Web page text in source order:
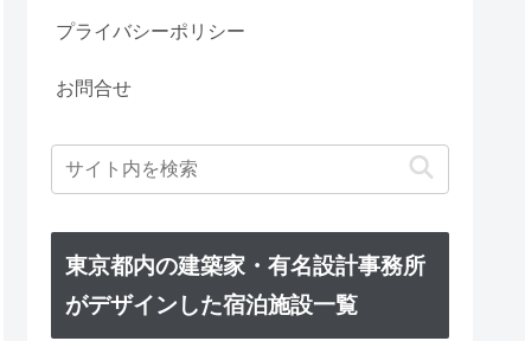
プライバシーポリシー
お問合せ
東京都内の建築家・有名設計事務所
がデザインした宿泊施設一覧